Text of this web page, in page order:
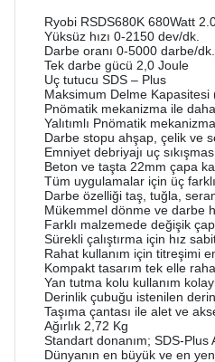
Ryobi RSDS680K 680Watt
Yüksüz hızı 0-2150 dev/dk.
Darbe oranı 0-5000 darbe/dk.
Tek darbe gücü 2,0 Joule
Uç tutucu SDS – Plus
Maksimum Delme
Pnömatik mekanizma ile
Yalıtımlı Pnömatik
Darbe stopu ahşap, çelik ve
Emniyet debriyajı uç
Beton ve taşta 22mm çapa
Tüm uygulamalar için üç
Darbe özelliği taş, tuğla,
Mükemmel dönme ve darbe
Farklı malzemede değişik
Sürekli çalıştırma için hız
Rahat kullanım için titreşimi
Kompakt tasarım tek elle
Yan tutma kolu kullanım
Derinlik çubuğu istenilen
Taşıma çantası ile alet ve
Ağırlık 2,72 Kg
Standart donanım; SDS-Plus
Dünyanın en büyük ve en